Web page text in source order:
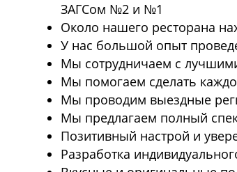
ЗАГСом №2 и №1
Около нашего ресторана
У нас большой опыт
Мы сотрудничаем с
Мы помогаем сделать
Мы проводим выездные
Мы предлагаем полный
Позитивный настрой и
Разработка